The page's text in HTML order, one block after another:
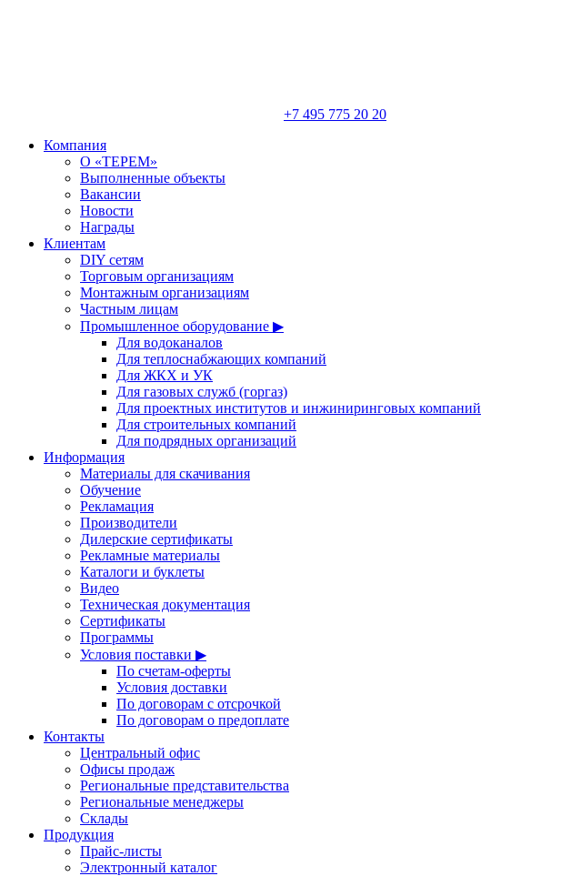
+7 495 775 20 20
Компания
О «ТЕРЕМ»
Выполненные объекты
Вакансии
Новости
Награды
Клиентам
DIY сетям
Торговым организациям
Монтажным организациям
Частным лицам
Промышленное оборудование ▶
Для водоканалов
Для теплоснабжающих компаний
Для ЖКХ и УК
Для газовых служб (горгаз)
Для проектных институтов и инжиниринговых компаний
Для строительных компаний
Для подрядных организаций
Информация
Материалы для скачивания
Обучение
Рекламация
Производители
Дилерские сертификаты
Рекламные материалы
Каталоги и буклеты
Видео
Техническая документация
Сертификаты
Программы
Условия поставки ▶
По счетам-оферты
Условия доставки
По договорам с отсрочкой
По договорам о предоплате
Контакты
Центральный офис
Офисы продаж
Региональные представительства
Региональные менеджеры
Склады
Продукция
Прайс-листы
Электронный каталог